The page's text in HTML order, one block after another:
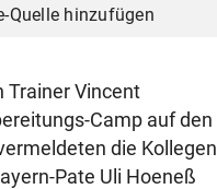
Quelle hinzufügen
Trainer Vincent
Camp auf den
die Kollegen
Pate Uli Hoeneß